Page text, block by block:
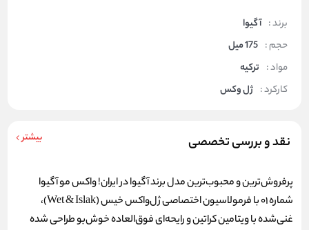
برند : آگیوا
حجم : 175 میل
مواد : ترکیه
کارکرد : ژل وکس
نقد و بررسی تخصصی بیشتر
پرفروش‌ترین و محبوب‌ترین مدل برند آگیوا در ایران!واکس مو آگیوا
شماره ۰۱ با فرمولاسیون اختصاصی ژل‌واکس خیس (Wet & Islak)،
غنی‌شده با ویتامین کراتین و رایحه‌ای فوق‌العاده خوش‌بو طراحی شده